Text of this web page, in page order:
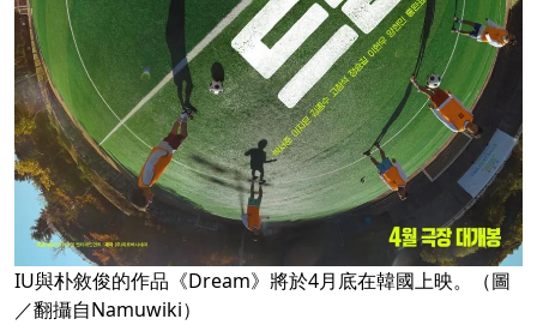
IU與朴敘俊的作品《Dream》將於4月底在韓國上映。（圖
／翻攝自Namuwiki）